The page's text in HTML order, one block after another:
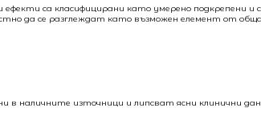
ефекти са класифицирани като умерено подкрепени и
да се разглеждат като възможен елемент от
в наличните източници и липсват ясни клинични